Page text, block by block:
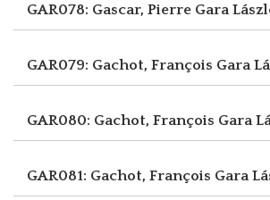
GAR078: Gascar, Pierre Gara
GAR079: Gachot, François Gara
GAR080: Gachot, François Gara
GAR081: Gachot, François Gara